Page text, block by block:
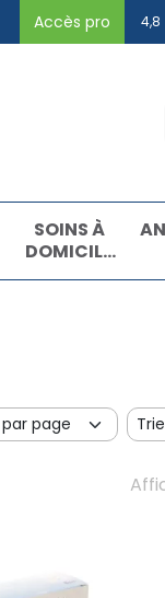
Accès pro 4,8
SOINS À
DOMICILE
ET